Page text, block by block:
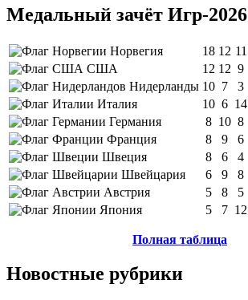
Медальный зачёт Игр-2026
Норвегия 18 12 11
США
12 12 9
Нидерланды 10 7
3
Италия
10 6 14
Германия
8 10 8
Франция
8 9
6
Швеция
8 6
4
Швейцария
6 9
8
Австрия
5 8
5
Япония
5 7 12
Полная таблица
Новостные рубрики